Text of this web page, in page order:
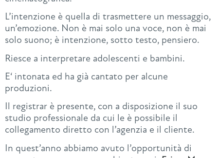
L’intenzione è quella di trasmettere un messaggio,
un’emozione. Non è mai solo una voce, non è mai
solo suono; è intenzione, sotto testo, pensiero.
Riesce a interpretare adolescenti e bambini.
E‘ intonata ed ha già cantato per alcune
produzioni.
Il registrar è presente, con a disposizione il suo
studio professionale da cui le è possibile il
collegamento diretto con l’agenzia e il cliente.
In quest’anno abbiamo avuto l’opportunità di